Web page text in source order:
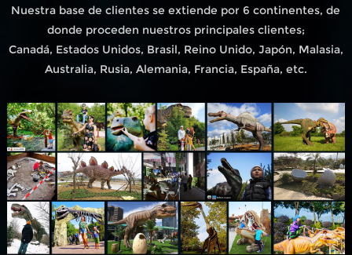
Nuestra base de clientes se extiende por 6 continentes, de
donde proceden nuestros principales clientes;
Canadá, Estados Unidos, Brasil, Reino Unido, Japón, Malasia,
Australia, Rusia, Alemania, Francia, España, etc.